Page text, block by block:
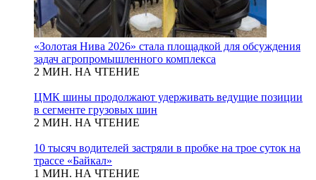
«Золотая Нива 2026» стала площадкой для обсуждения
задач агропромышленного комплекса
2 МИН. НА ЧТЕНИЕ
ЦМК шины продолжают удерживать ведущие позиции
в сегменте грузовых шин
2 МИН. НА ЧТЕНИЕ
10 тысяч водителей застряли в пробке на трое суток на
трассе «Байкал»
1 МИН. НА ЧТЕНИЕ